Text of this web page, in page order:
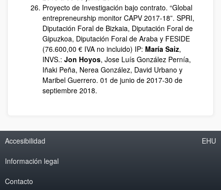
Proyecto de Investigación bajo contrato. “Global
entrepreneurship monitor CAPV 2017-18”. SPRI,
Diputación Foral de Bizkaia, Diputación Foral de
Gipuzkoa, Diputación Foral de Araba y FESIDE
(76.600,00 € IVA no incluido) IP: María Saiz,
INVS.: Jon Hoyos, Jose Luís González Pernía,
Iñaki Peña, Nerea González, David Urbano y
Maribel Guerrero. 01 de junio de 2017-30 de
septiembre 2018.
Accesibilidad
Información legal
Contacto
EHU